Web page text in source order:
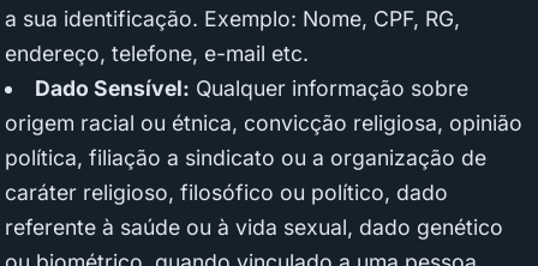
a sua identificação. Exemplo: Nome, CPF, RG,
endereço, telefone, e-mail etc.
Dado Sensível: Qualquer informação sobre
origem racial ou étnica, convicção religiosa, opinião
política, filiação a sindicato ou a organização de
caráter religioso, filosófico ou político, dado
referente à saúde ou à vida sexual, dado genético